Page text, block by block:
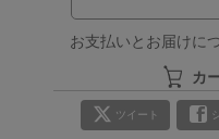
お支払いとお届けに
カ
ツイート